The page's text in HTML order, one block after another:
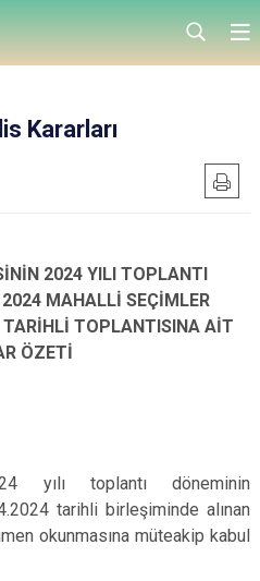
Kararları
2024 YILI TOPLANTI
MAHALLİ SEÇİMLER
TOPLANTISINA AİT
ÖZETİ
yılı toplantı döneminin
tarihli birleşiminde alınan
okunmasına müteakip kabul